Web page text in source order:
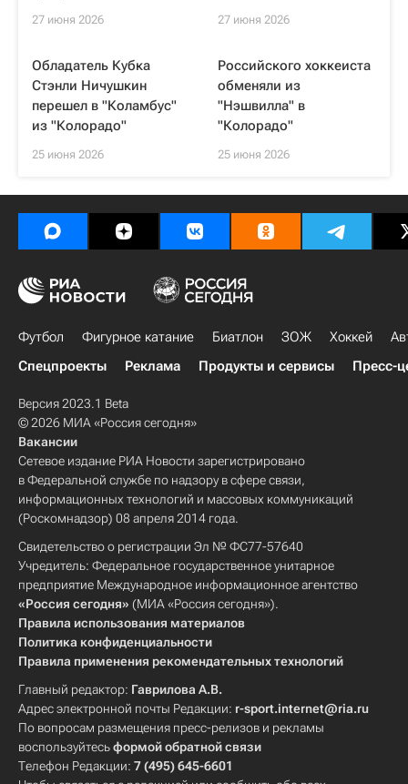
27 июня 2026 27 июня 2026
Обладатель Кубка
Стэнли Ничушкин
перешел в "Коламбус"
из "Колорадо"
25 июня 2026
Российского хоккеиста
обменяли из
"Нэшвилла" в
"Колорадо"
25 июня 2026
Футбол Фигурное катание Биатлон ЗОЖ Хоккей
Спецпроекты
Реклама Продукты и сервисы Пресс-
Версия 2023.1 Beta
© 2026 МИА «Россия сегодня»
Вакансии
Сетевое издание РИА Новости зарегистрировано
в Федеральной службе по надзору в сфере связи,
информационных технологий и массовых коммуникаций
(Роскомнадзор) 08 апреля 2014 года.
Свидетельство о регистрации Эл № ФС77-57640
Учредитель: Федеральное государственное унитарное
предприятие Международное информационное агентство
«Россия сегодня» (МИА «Россия сегодня»).
Правила использования материалов
Политика конфиденциальности
Правила применения рекомендательных технологий
Главный редактор: Гаврилова А.В.
Адрес электронной почты Редакции: r-sport.internet@ria.ru
По вопросам размещения пресс-релизов и рекламы
воспользуйтесьформой обратной связи
Телефон Редакции: 7 (495) 645-6601